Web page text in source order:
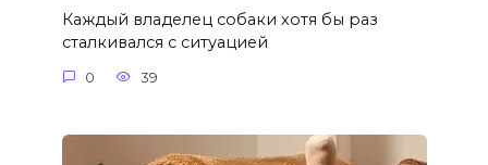
Каждый владелец собаки хотя бы раз
сталкивался с ситуацией
0 39